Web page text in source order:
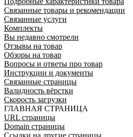
Связанные товары и рекомендации
Связанные услуги
Комплекты
Вы недавно смотрели
Отзывы на товар
Обзоры на товар
Вопросы и ответы про товар
Инструкции и документы
Связанные страницы
Валидность вёрстки
Скорость загрузки
ГЛАВНАЯ СТРАНИЦА
URL страницы
Domain страницы
Ссылки на другие страницы